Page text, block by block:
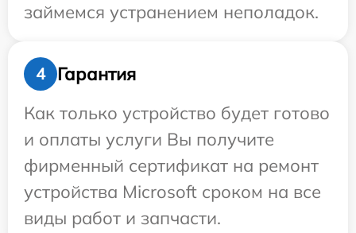
займемся устранением неполадок.
4
Гарантия
Как только устройство будет готово
и оплаты услуги Вы получите
фирменный сертификат на ремонт
устройства Microsoft сроком на все
виды работ и запчасти.